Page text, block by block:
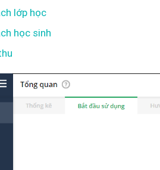
lớp học
học sinh